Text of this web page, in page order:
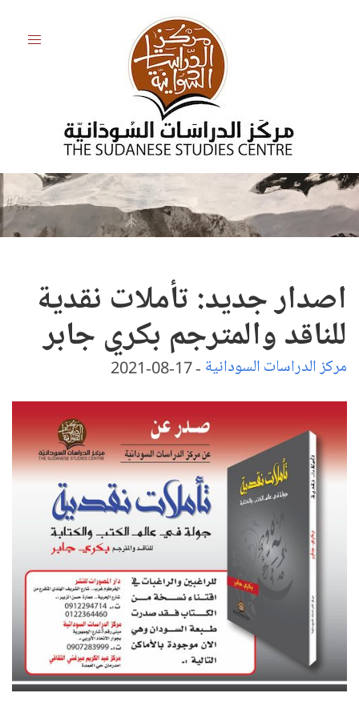
اصدار جديد: تأملات نقدية
للناقد والمترجم بكري جابر
مركز الدراسات السودانية -
17-08-2021